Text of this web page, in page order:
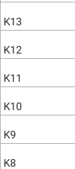
K13
K12
K11
K10
K9
K8